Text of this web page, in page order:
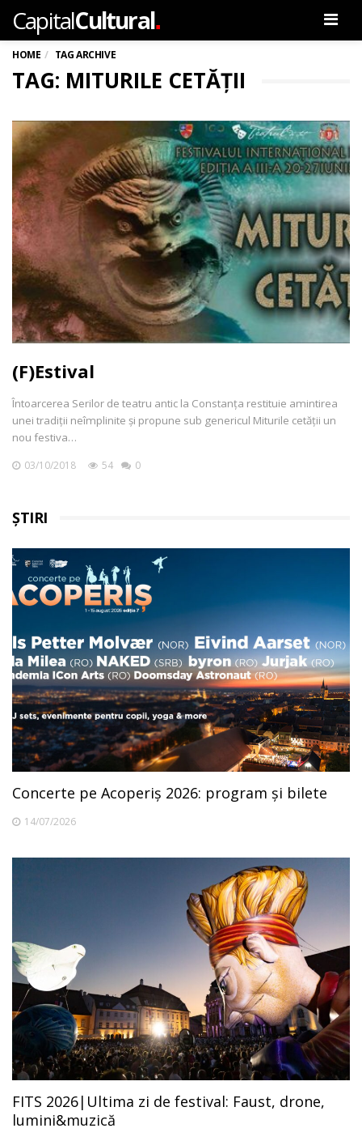
CapitalCultural.
HOME TAG ARCHIVE
TAG: MITURILE CETĂȚII
(F)Estival
Întoarcerea Serilor de teatru antic la Constanța restituie amintirea
unei tradiții neîmplinite și propune sub genericul Miturile cetății un
nou festiva…
03/10/2018 54 0
ȘTIRI
Concerte pe Acoperiș 2026: program și bilete
14/07/2026
FITS 2026|Ultima zi de festival: Faust, drone,
lumini&muzică